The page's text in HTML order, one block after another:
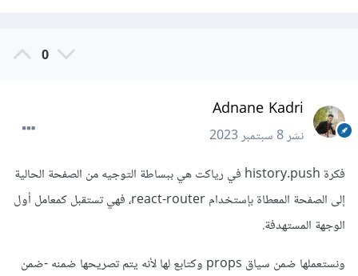
0
Adnane Kadri
نشر8 سبتمبر 2023
فكرة history.push في رياكت هي ببساطة التوجيه من الصفحة الحالية
إلى الصفحة المعطاة بإستخدام react-router، فهي تستقبل كمعامل أول
الوجهة المستهدفة.
ونستعملها ضمن سياق props وكتابع لها لأنه يتم تصريحها ضمنه -ضمن